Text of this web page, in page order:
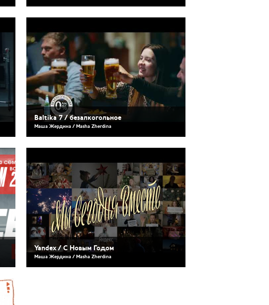
Baltika 7 / безалкогольное
Маша Жердина / Masha Zherdina
Yandex / С Новым Годом
Маша Жердина / Masha Zherdina